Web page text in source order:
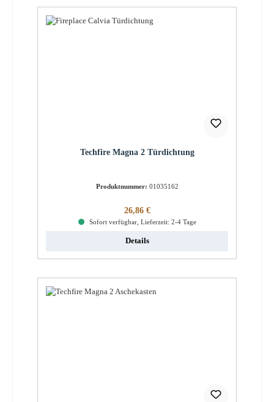
Techfire Magna 2 Türdichtung
Produktnummer: 01035162
Regulärer Preis:
26,86 €
Sofort verfügbar, Lieferzeit: 2-4 Tage
Details